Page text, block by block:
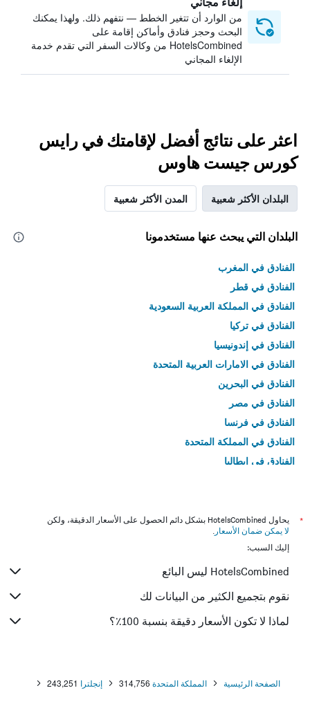
من الوارد أن تتغير الخطط — نتفهم ذلك. ولهذا يمكنك
البحث وحجز فنادق وأماكن إقامة على
HotelsCombined من وكالات السفر التي تقدم خدمة
الإلغاء المجاني
اعثر على نتائج أفضل لإقامتك في رايس
كورس جيست هاوس
البلدان الأكثر شعبية المدن الأكثر شعبية
البلدان التي يبحث عنها مستخدمونا
الفنادق في المغرب
الفنادق في قطر
الفنادق في المملكة العربية السعودية
الفنادق في تركيا
الفنادق في إندونيسيا
الفنادق في الامارات العربية المتحدة
الفنادق في البحرين
الفنادق في مصر
الفنادق في فرنسا
الفنادق في المملكة المتحدة
الفنادق في إيطاليا
*
يحاول HotelsCombined بشكل دائم الحصول على الأسعار الدقيقة، ولكن
لا يمكن ضمان الأسعار .
إليك السبب:
HotelsCombined ليس البائع
نقوم بتجميع الكثير من البيانات لك
لماذا لا تكون الأسعار دقيقة بنسبة 100٪؟
الصفحة الرئيسية المملكة المتحدة 314,756 إنجلترا 243,251